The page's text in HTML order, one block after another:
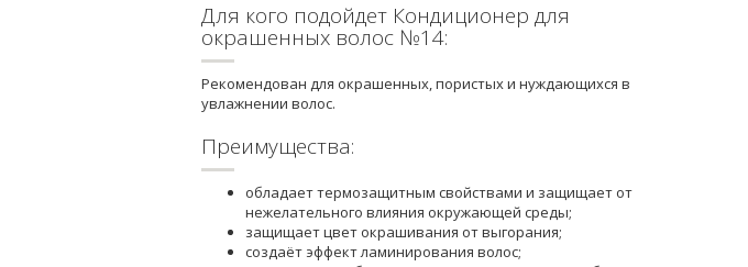
Для кого подойдет Кондиционер для
окрашенных волос №14:
Рекомендован для окрашенных, пористых и нуждающихся в
увлажнении волос.
Преимущества:
обладает термозащитным свойствами и защищает от
нежелательного влияния окружающей среды;
защищает цвет окрашивания от выгорания;
создаёт эффект ламинирования волос;